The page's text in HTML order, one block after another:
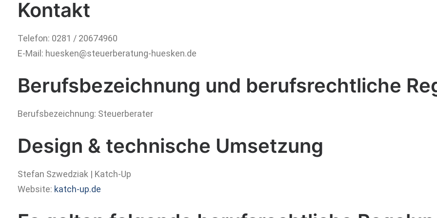
Kontakt
Telefon: 0281 / 20674960
E-Mail: huesken@steuerberatung-huesken.de
Berufsbezeichnung und berufsrechtliche
Berufsbezeichnung: Steuerberater
Design & technische Umsetzung
Stefan Szwedziak | Katch-Up
Website: katch-up.de